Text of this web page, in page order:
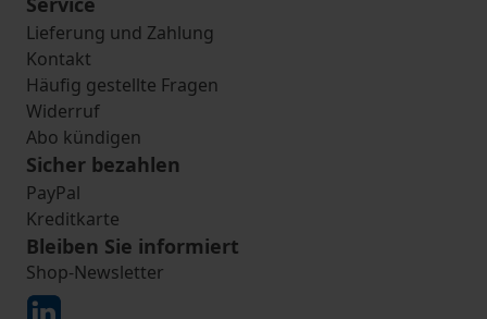
Lieferung und Zahlung
Kontakt
Häufig gestellte Fragen
Widerruf
Abo kündigen
Sicher bezahlen
PayPal
Kreditkarte
Bleiben Sie informiert
Shop-Newsletter